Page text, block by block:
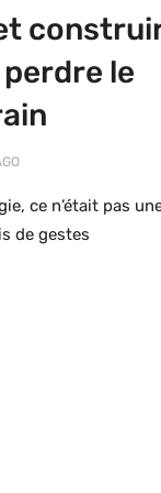
le
ce n’était pas
de gestes